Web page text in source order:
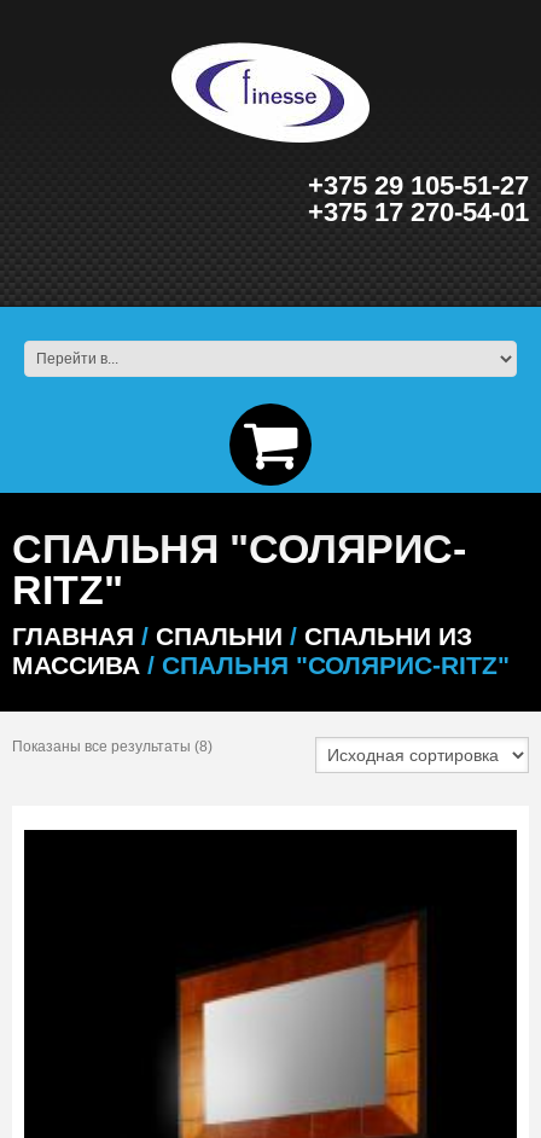
+375 29 105-51-27
+375 17 270-54-01
СПАЛЬНЯ "СОЛЯРИС-
RITZ"
ГЛАВНАЯ / СПАЛЬНИ / СПАЛЬНИ ИЗ
МАССИВА / СПАЛЬНЯ "СОЛЯРИС-RITZ"
Показаны все результаты (8)